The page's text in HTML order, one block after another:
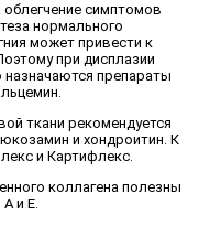
симптомов
нормального
может привести к
при дисплазии
назначаются препараты
ткани рекомендуется
и хондроитин. К
и Картифлекс.
коллагена полезны
и Е.